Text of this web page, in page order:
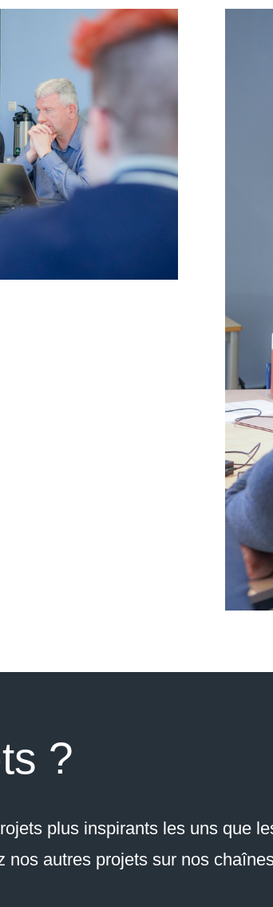
?
plus inspirants les uns que
nos autres projets sur nos